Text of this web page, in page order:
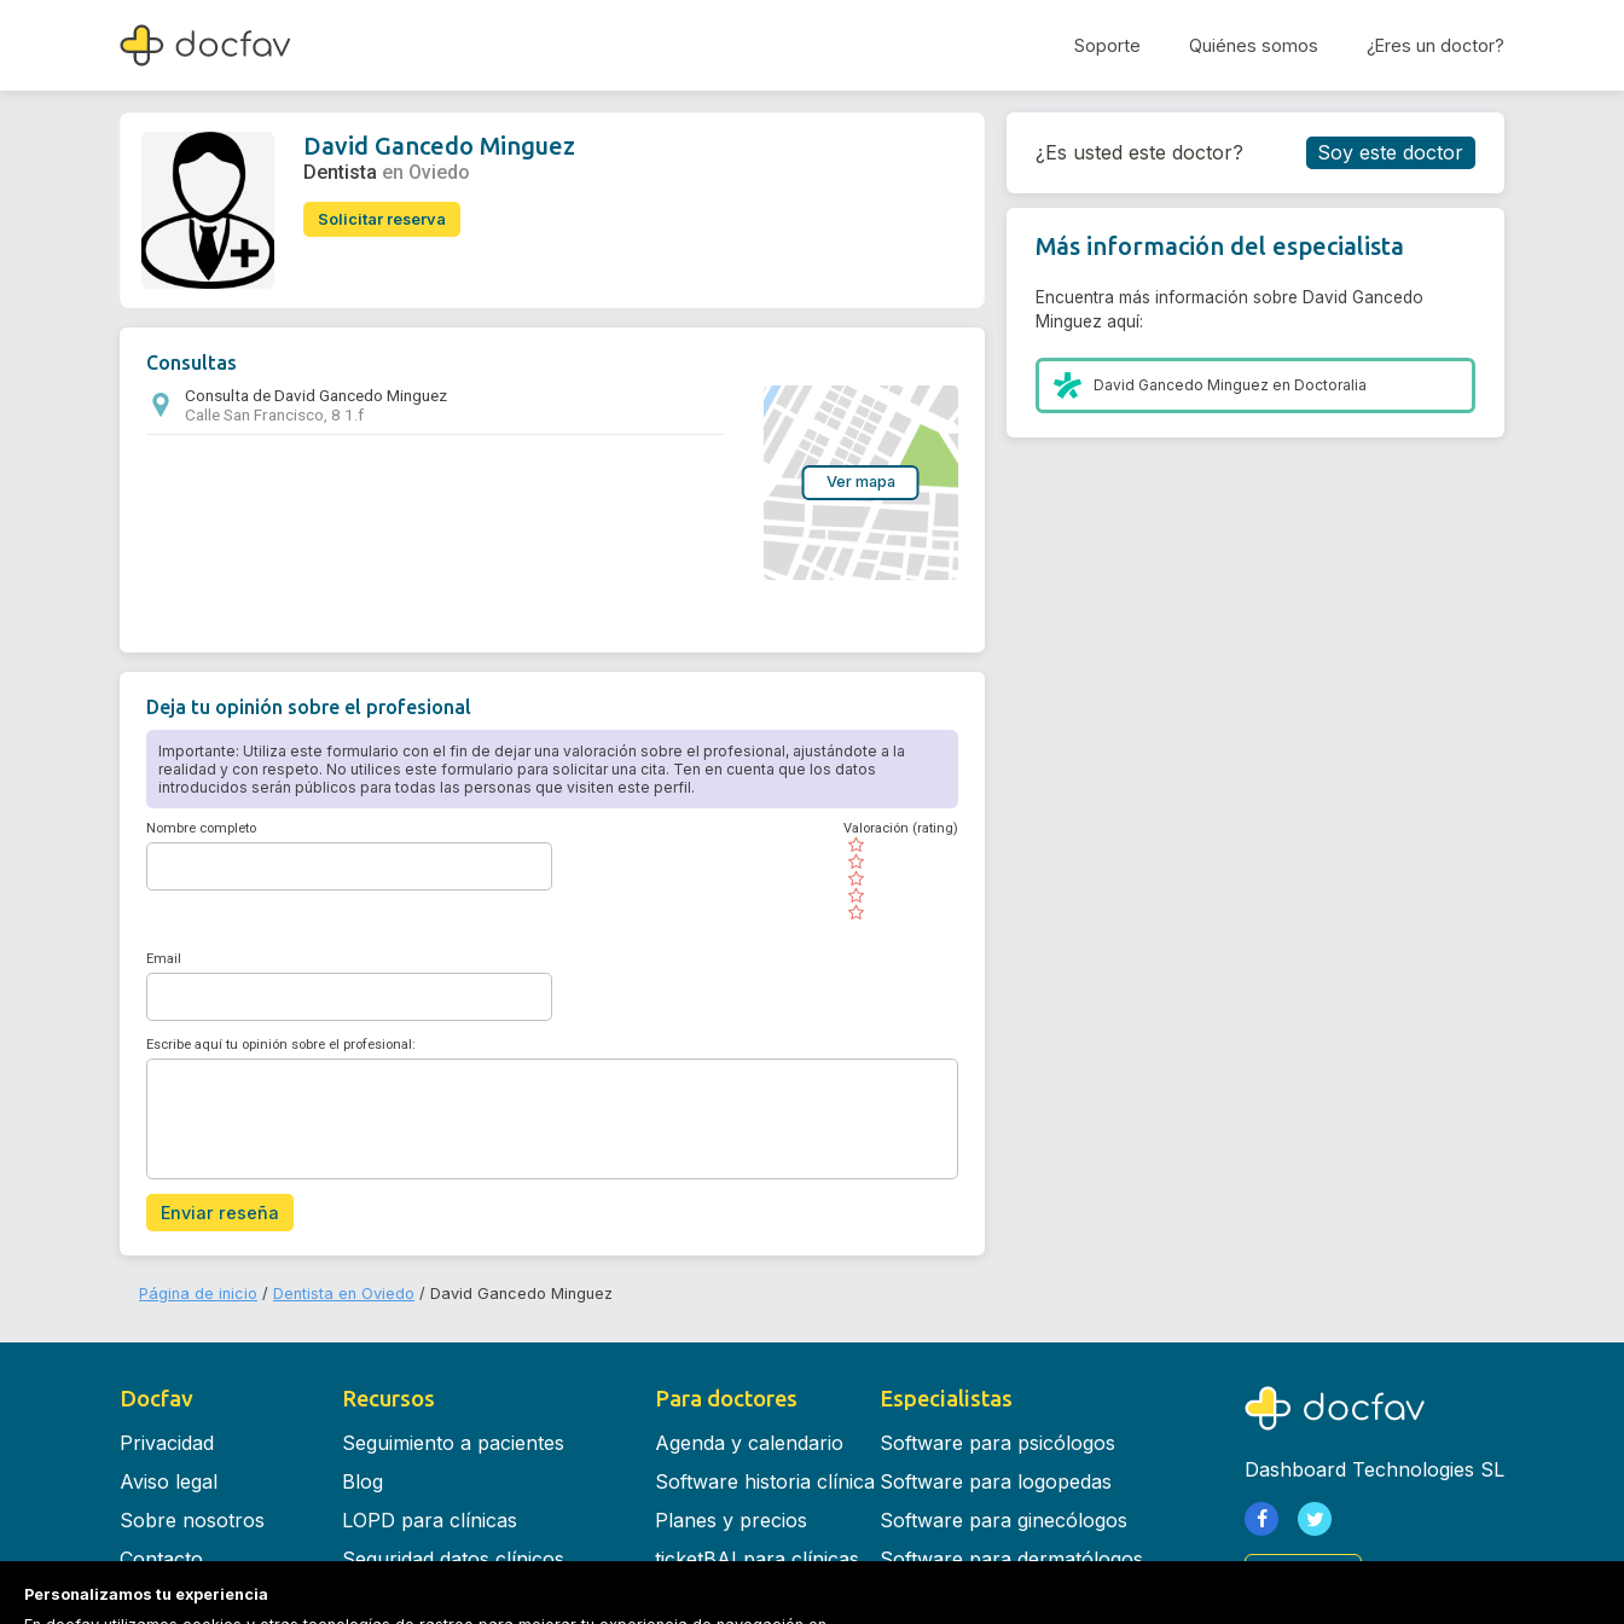
Soporte Quiénes somos ¿Eres un doctor?
David Gancedo Minguez
Dentista
Reservar cita
David Gancedo Minguez
Dentista en Oviedo
Solicitar reserva
Consultas
Consulta de David Gancedo Minguez
Calle San Francisco, 8 1.f
Ver mapa
Deja tu opinión sobre el profesional
Importante: Utiliza este formulario con el fin de dejar una valoración sobre el profesional, ajustándote a la
realidad y con respeto. No utilices este formulario para solicitar una cita. Ten en cuenta que los datos
introducidos serán públicos para todas las personas que visiten este perfil.
Nombre completo
( )
( )
( )
( )
( )
Valoración (rating)
Email
Escribe aquí tu opinión sobre el profesional:
Enviar reseña
¿Es usted este doctor? Soy este doctor
Más información del especialista
Encuentra más información sobre David Gancedo
Minguez aquí:
David Gancedo Minguez enDoctoralia
Página de inicio Dentista en Oviedo David Gancedo Minguez
Docfav
Privacidad
Aviso legal
Sobre nosotros
Contacto
Términos y condiciones
Recursos
Seguimiento a pacientes
Blog
LOPD para clínicas
Seguridad datos clínicos
Para doctores
Agenda y calendario
Software historia clínica
Planes y precios
ticketBAI para clínicas
Especialistas
Software para psicólogos
Software para logopedas
Software para ginecólogos
Software para dermatólogos
Dashboard Technologies SL
Personalizamos tu experiencia